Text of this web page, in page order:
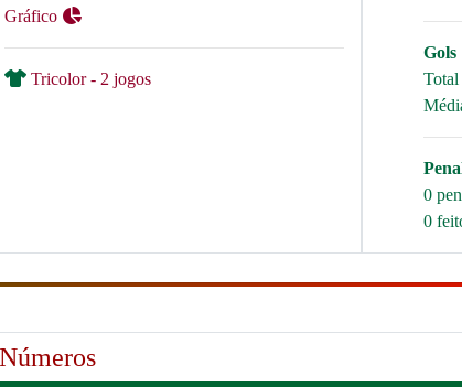
Gráfico
Tricolor - 2 jogos
Gols
Total
0
0
Números